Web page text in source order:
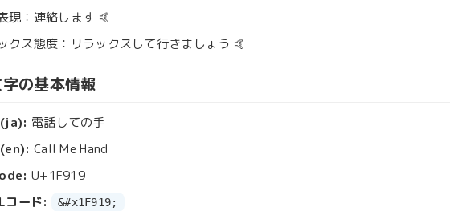
現：連絡します 🤙
クス態度：リラックスして行きましょう 🤙
の基本情報
電話しての手
Call Me Hand
U+1F919
コード:
&#x1F919;